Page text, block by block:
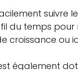
suivre
du temps pour
croissance ou
également